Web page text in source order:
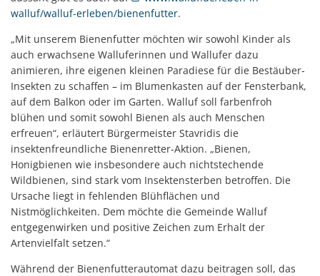
walluf/walluf-erleben/bienenfutter.
„Mit unserem Bienenfutter möchten wir sowohl Kinder als
auch erwachsene Walluferinnen und Wallufer dazu
animieren, ihre eigenen kleinen Paradiese für die Bestäuber-
Insekten zu schaffen – im Blumenkasten auf der Fensterbank,
auf dem Balkon oder im Garten. Walluf soll farbenfroh
blühen und somit sowohl Bienen als auch Menschen
erfreuen“, erläutert Bürgermeister Stavridis die
insektenfreundliche Bienenretter-Aktion. „Bienen,
Honigbienen wie insbesondere auch nichtstechende
Wildbienen, sind stark vom Insektensterben betroffen. Die
Ursache liegt in fehlenden Blühflächen und
Nistmöglichkeiten. Dem möchte die Gemeinde Walluf
entgegenwirken und positive Zeichen zum Erhalt der
Artenvielfalt setzen.“
Während der Bienenfutterautomat dazu beitragen soll, das